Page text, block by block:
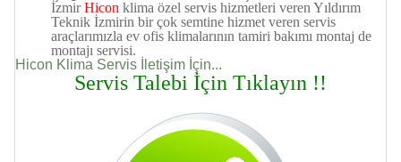
İzmirHicon klima özel servis hizmetleri veren Yıldırım
Teknik İzmirin bir çok semtine hizmet veren servis
araçlarımızla ev ofis klimalarının tamiri bakımı montaj de
montajı servisi.
Hicon Klima Servis İletişim İçin...
Servis Talebi İçin Tıklayın !!